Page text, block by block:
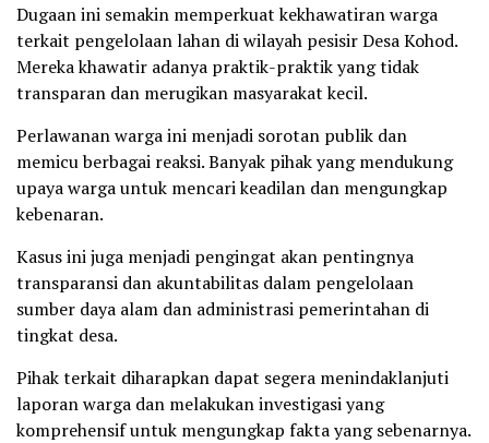
Dugaan ini semakin memperkuat kekhawatiran warga
terkait pengelolaan lahan di wilayah pesisir Desa Kohod.
Mereka khawatir adanya praktik-praktik yang tidak
transparan dan merugikan masyarakat kecil.
Perlawanan warga ini menjadi sorotan publik dan
memicu berbagai reaksi. Banyak pihak yang mendukung
upaya warga untuk mencari keadilan dan mengungkap
kebenaran.
Kasus ini juga menjadi pengingat akan pentingnya
transparansi dan akuntabilitas dalam pengelolaan
sumber daya alam dan administrasi pemerintahan di
tingkat desa.
Pihak terkait diharapkan dapat segera menindaklanjuti
laporan warga dan melakukan investigasi yang
komprehensif untuk mengungkap fakta yang sebenarnya.